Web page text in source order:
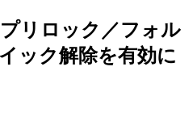
リロック／フォル
ック解除を有効に